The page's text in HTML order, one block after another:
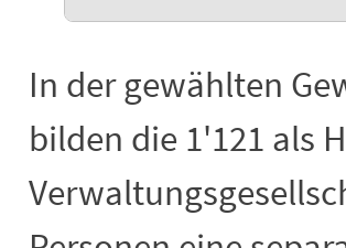
In der gewählten
bilden die 1'121 als